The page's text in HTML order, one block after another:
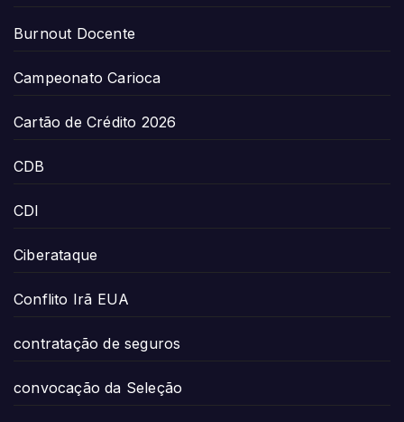
Burnout Docente
Campeonato Carioca
Cartão de Crédito 2026
CDB
CDI
Ciberataque
Conflito Irã EUA
contratação de seguros
convocação da Seleção